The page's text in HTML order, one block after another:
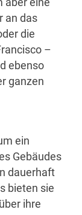
an das
die
–
ebenso
ganzen
ein
Gebäudes
dauerhaft
bieten sie
ihre